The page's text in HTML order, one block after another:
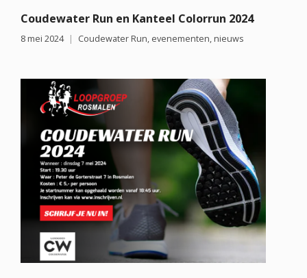
Coudewater Run en Kanteel Colorrun 2024
8 mei 2024 Coudewater Run, evenementen, nieuws